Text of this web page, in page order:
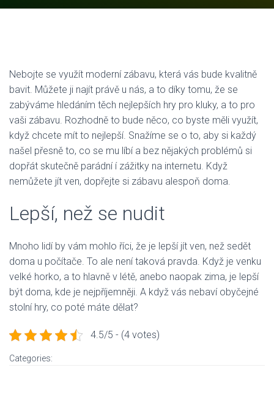
Nebojte se využít moderní zábavu, která vás bude kvalitně
bavit. Můžete ji najít právě u nás, a to díky tomu, že se
zabýváme hledáním těch nejlepších hry pro kluky, a to pro
vaši zábavu. Rozhodně to bude něco, co byste měli využít,
když chcete mít to nejlepší. Snažíme se o to, aby si každý
našel přesně to, co se mu líbí a bez nějakých problémů si
dopřát skutečně parádní í zážitky na internetu. Když
nemůžete jít ven, dopřejte si zábavu alespoň doma.
Lepší, než se nudit
Mnoho lidí by vám mohlo říci, že je lepší jít ven, než sedět
doma u počítače. To ale není taková pravda. Když je venku
velké horko, a to hlavně v létě, anebo naopak zima, je lepší
být doma, kde je nejpříjemněji. A když vás nebaví obyčejné
stolní hry, co poté máte dělat?
4.5/5 - (4 votes)
Categories: